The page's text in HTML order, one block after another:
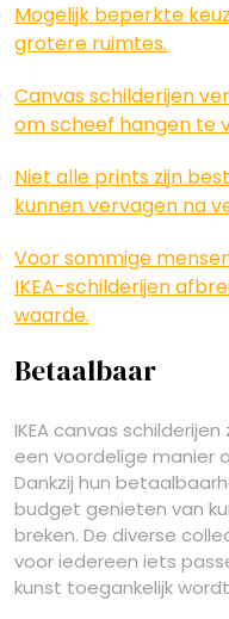
Mogelijk beperkte
grotere ruimtes.
Canvas schilderijen
om scheef hangen te
Niet alle prints zijn
kunnen vervagen na
Voor sommige
IKEA-schilderijen
waarde.
Betaalbaar
IKEA canvas
een voordelige manier
Dankzij hun
budget genieten van
breken. De diverse
voor iedereen iets
kunst toegankelijk